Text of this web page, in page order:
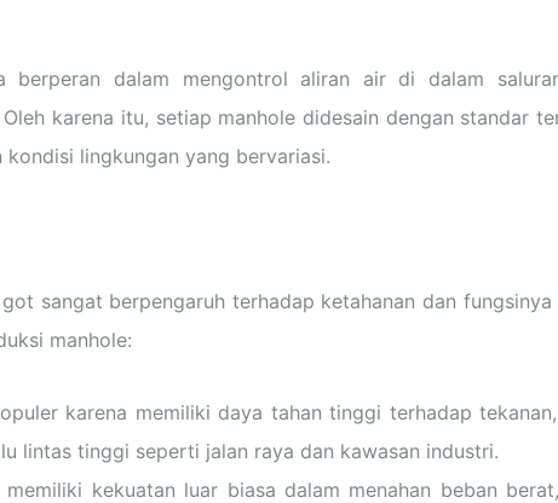
berperan dalam mengontrol aliran air di dalam
karena itu, setiap manhole didesain dengan standar
lingkungan yang bervariasi.
sangat berpengaruh terhadap ketahanan dan
manhole:
karena memiliki daya tahan tinggi terhadap
lintas tinggi seperti jalan raya dan kawasan industri.
kekuatan luar biasa dalam menahan beban